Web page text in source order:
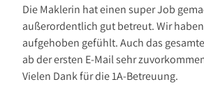
Die Maklerin hat einen super Job
außerordentlich gut betreut. Wir
aufgehoben gefühlt. Auch das
ab der ersten E-Mail sehr
Vielen Dank für die 1A-Betreuung.